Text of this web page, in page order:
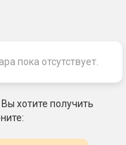
пока отсутствует.
хотите получить